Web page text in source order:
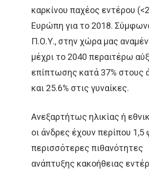
καρκίνου παχέος εντέρου
Ευρώπη για το 2018.
Π.Ο.Υ., στην χώρα μας
μέχρι το 2040 περαιτέρω
επίπτωσης κατά 37% στους
και 25.6% στις γυναίκες.
Ανεξαρτήτως ηλικίας ή
οι άνδρες έχουν περίπου 1,5
περισσότερες πιθανότητες
ανάπτυξης κακοήθειας